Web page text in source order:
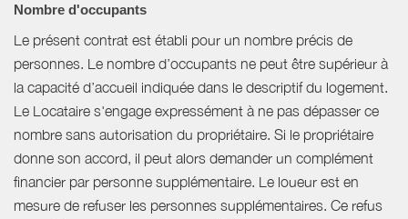
Nombre d'occupants
Le présent contrat est établi pour un nombre précis de
personnes. Le nombre d’occupants ne peut être supérieur à
la capacité d’accueil indiquée dans le descriptif du logement.
Le Locataire s'engage expressément à ne pas dépasser ce
nombre sans autorisation du propriétaire. Si le propriétaire
donne son accord, il peut alors demander un complément
financier par personne supplémentaire. Le loueur est en
mesure de refuser les personnes supplémentaires. Ce refus